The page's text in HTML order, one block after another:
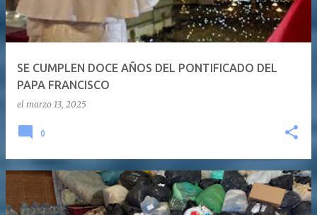
SE CUMPLEN DOCE AÑOS DEL PONTIFICADO DEL
PAPA FRANCISCO
el marzo 13, 2025
0